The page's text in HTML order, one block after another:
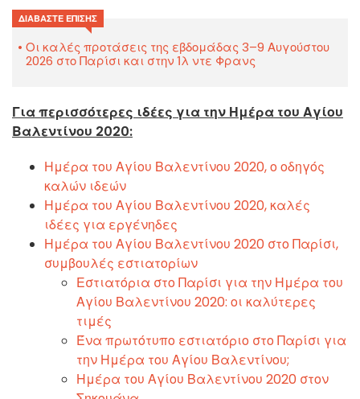
ΔΙΑΒΆΣΤΕ ΕΠΊΣΗΣ
Οι καλές προτάσεις της εβδομάδας 3–9 Αυγούστου
2026 στο Παρίσι και στην Ίλ ντε Φρανς
Για περισσότερες ιδέες για την Ημέρα του Αγίου
Βαλεντίνου 2020:
Ημέρα του Αγίου Βαλεντίνου 2020, ο οδηγός
καλών ιδεών
Ημέρα του Αγίου Βαλεντίνου 2020, καλές
ιδέες για εργένηδες
Ημέρα του Αγίου Βαλεντίνου 2020 στο Παρίσι,
συμβουλές εστιατορίων
Εστιατόρια στο Παρίσι για την Ημέρα του
Αγίου Βαλεντίνου 2020: οι καλύτερες
τιμές
Ένα πρωτότυπο εστιατόριο στο Παρίσι για
την Ημέρα του Αγίου Βαλεντίνου;
Ημέρα του Αγίου Βαλεντίνου 2020 στον